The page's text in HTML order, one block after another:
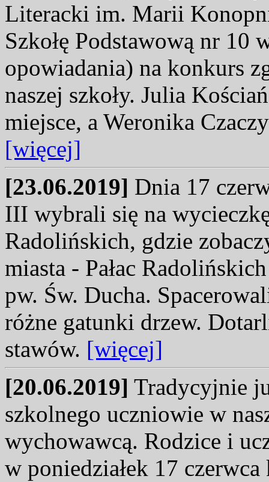
Literacki im. Marii
Szkołę Podstawową nr 10
opowiadania) na konkurs
naszej szkoły. Julia
miejsce, a Weronika
[więcej]
[23.06.2019] Dnia 17
III wybrali się na
Radolińskich, gdzie
miasta - Pałac
pw. Św. Ducha.
różne gatunki drzew.
stawów. [więcej]
[20.06.2019] Tradycyjnie
szkolnego uczniowie w
wychowawcą. Rodzice i
w poniedziałek 17